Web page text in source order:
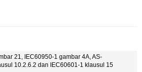
21, IEC60950-1 gambar 4A, AS-
10.2.6.2 dan IEC60601-1 klausul 15